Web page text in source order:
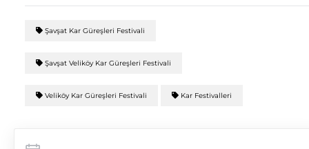
Şavşat Kar Güreşleri Festivali
Şavşat Veliköy Kar Güreşleri Festivali
Veliköy Kar Güreşleri Festivali Kar Festivalleri